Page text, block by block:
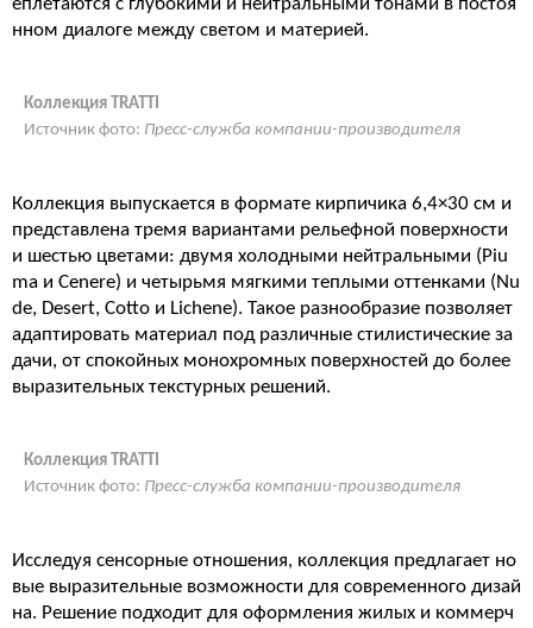
еплетаются с глубокими и нейтральными тонами в постоя
нном диалоге между светом и материей.
Коллекция TRATTI
Источник фото: Пресс-служба компании-производителя
Коллекция выпускается в формате кирпичика 6,4×30 см и
представлена тремя вариантами рельефной поверхности
и шестью цветами: двумя холодными нейтральными (Piu
ma и Cenere) и четырьмя мягкими теплыми оттенками (Nu
de, Desert, Cotto и Lichene). Такое разнообразие позволяет
адаптировать материал под различные стилистические за
дачи, от спокойных монохромных поверхностей до более
выразительных текстурных решений.
Коллекция TRATTI
Источник фото: Пресс-служба компании-производителя
Исследуя сенсорные отношения, коллекция предлагает но
вые выразительные возможности для современного дизай
на. Решение подходит для оформления жилых и коммерч